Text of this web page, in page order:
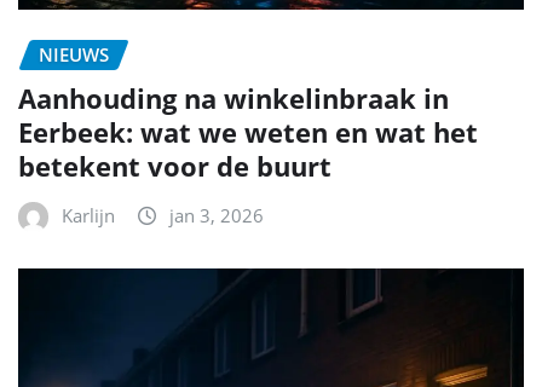
NIEUWS
Aanhouding na winkelinbraak in
Eerbeek: wat we weten en wat het
betekent voor de buurt
Karlijn jan 3, 2026